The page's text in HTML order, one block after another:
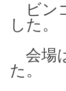
ビン
した。
会場
た。